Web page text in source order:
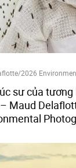
2026
sư của
Maud